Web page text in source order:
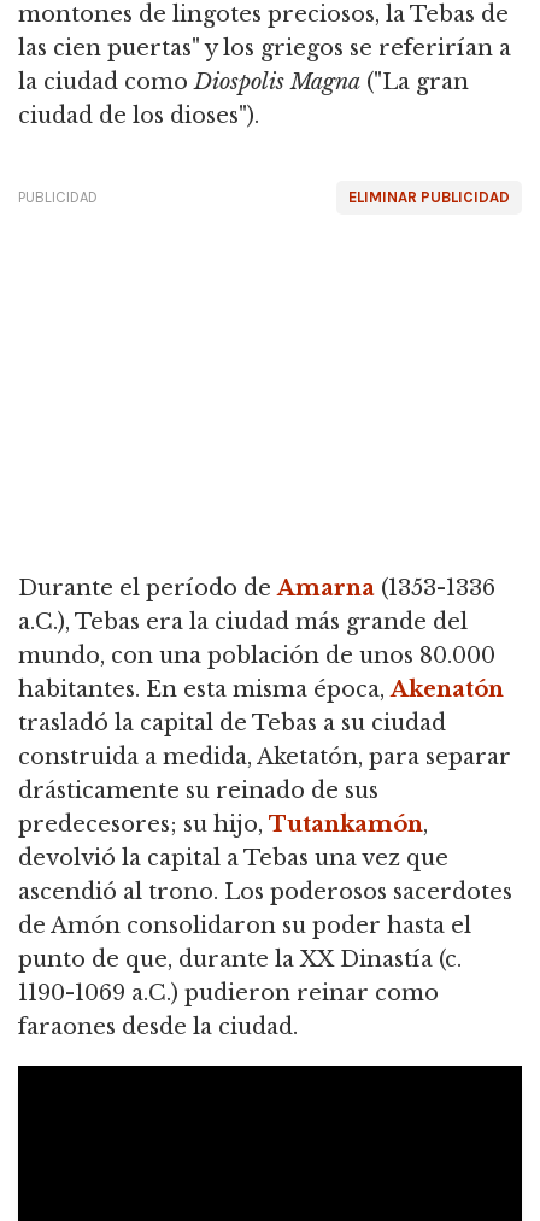
montones de lingotes preciosos, la Tebas de
las cien puertas" y los griegos se referirían a
la ciudad comoDiospolis Magna ("La gran
ciudad de los dioses").
ELIMINAR PUBLICIDAD
PUBLICIDAD
Durante el período deAmarna (1353-1336
a.C.), Tebas era la ciudad más grande del
mundo, con una población de unos 80.000
habitantes. En esta misma época,Akenatón
trasladó la capital de Tebas a su ciudad
construida a medida, Aketatón, para separar
drásticamente su reinado de sus
predecesores; su hijo, Tutankamón,
devolvió la capital a Tebas una vez que
ascendió al trono. Los poderosos sacerdotes
de Amón consolidaron su poder hasta el
punto de que, durante la XX Dinastía (c.
1190-1069 a.C.) pudieron reinar como
faraones desde la ciudad.